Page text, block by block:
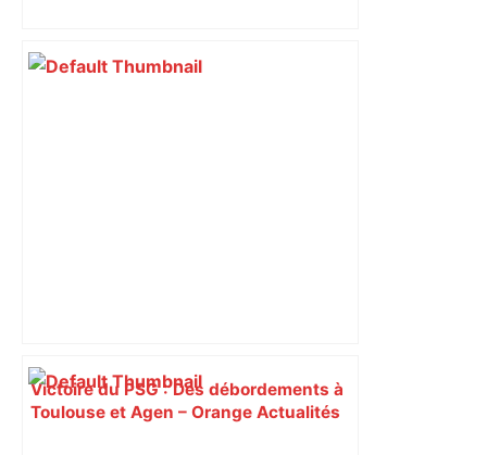
Victoire du PSG : Des débordements à
Toulouse et Agen – Orange Actualités